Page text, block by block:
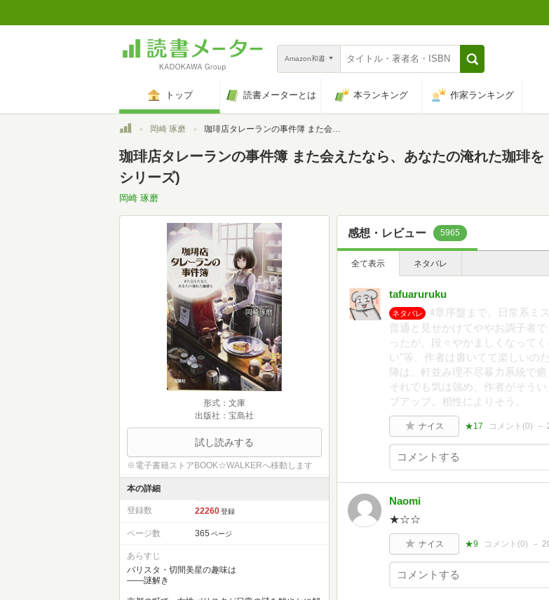
Amazon和書
トップ 読書メーターとは 本ランキング 作家ランキング
トップ岡崎 琢磨 珈琲店タレーランの事件簿 また会えたなら、あなたの淹れた珈琲を (宝島社文庫 『このミス』大賞シリーズ)
珈琲店タレーランの事件簿 また会えたなら、あなたの淹れた珈琲
シリーズ)
岡崎 琢磨
形式：文庫
出版社：宝島社
試し読みする
※電子書籍ストアBOOK☆WALKERへ移動します
本の詳細
登録数 22260 登録
ページ数 365 ページ
あらすじ
バリスタ・切間美星の趣味は
――謎解き
感想・レビュー 5965
全て表示 ネタバレ
tafuaruruku
ネタバレ
4章序盤まで。日常系ミ
普通と見せかけてややお調子者
ったが、段々やかましくなって
い"等、作者は書いてて楽しいの
陣は、軒並み理不尽暴力系統で
それでも気は強め。作者がそう
ブアップ。相性によりそう。
ナイス ★17 コメント(0)
Naomi
★☆☆
ナイス ★9 コメント(0)